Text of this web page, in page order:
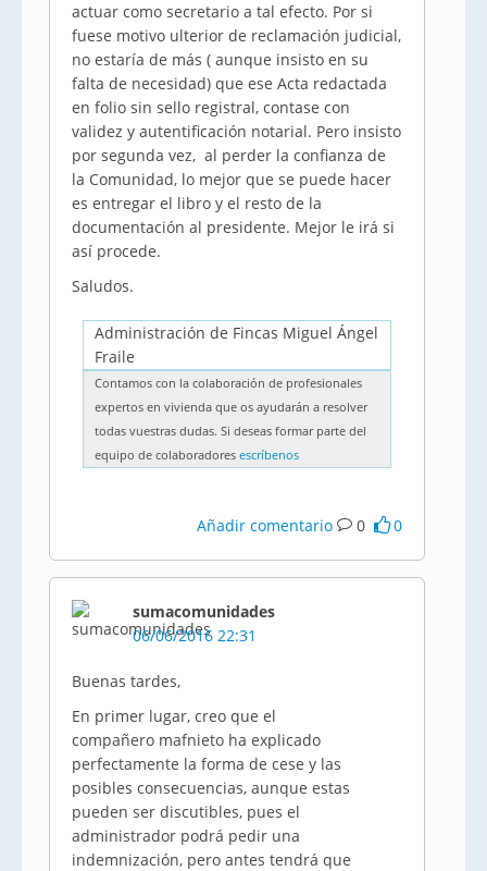
actuar como secretario a tal efecto. Por si
fuese motivo ulterior de reclamación judicial,
no estaría de más ( aunque insisto en su
falta de necesidad) que ese Acta redactada
en folio sin sello registral, contase con
validez y autentificación notarial. Pero insisto
por segunda vez, al perder la confianza de
la Comunidad, lo mejor que se puede hacer
es entregar el libro y el resto de la
documentación al presidente. Mejor le irá si
así procede.
Saludos.
Administración de Fincas Miguel Ángel
Fraile
Contamos con la colaboración de profesionales
expertos en vivienda que os ayudarán a resolver
todas vuestras dudas. Si deseas formar parte del
equipo de colaboradores escríbenos
Añadir comentario 0 0
sumacomunidades
06/06/2016 22:31
Buenas tardes,
En primer lugar, creo que el
compañero mafnieto ha explicado
perfectamente la forma de cese y las
posibles consecuencias, aunque estas
pueden ser discutibles, pues el
administrador podrá pedir una
indemnización, pero antes tendrá que